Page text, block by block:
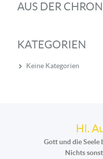
AUS DER
KATEGORIEN
Keine Kategorien
Hl.
Gott und die Seele
Nichts